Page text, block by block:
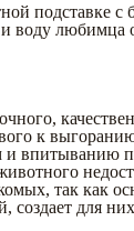
подставке с
воду любимца
к
и впитыванию
так как
создает для